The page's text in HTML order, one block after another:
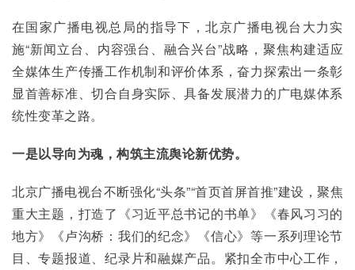
在国家广播电视总局的指导下，北京广播电视台大力实
施“新闻立台、内容强台、融合兴台”战略，聚焦构建适应
全媒体生产传播工作机制和评价体系，奋力探索出一条彰
显首善标准、切合自身实际、具备发展潜力的广电媒体系
统性变革之路。
一是以导向为魂，构筑主流舆论新优势。
北京广播电视台不断强化“头条”“首页首屏首推”建设，聚焦
重大主题，打造了《习近平总书记的书单》《春风习习的
地方》《卢沟桥：我们的纪念》《信心》等一系列理论节
目、专题报道、纪录片和融媒产品。紧扣全市中心工作，